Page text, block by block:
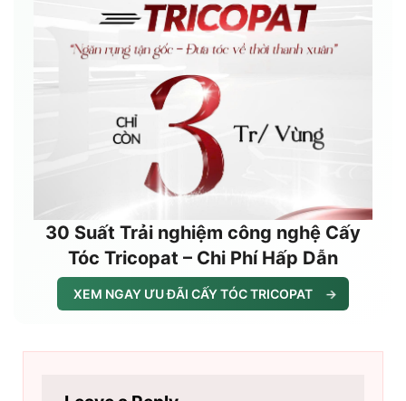
30 Suất Trải nghiệm công nghệ Cấy
Tóc Tricopat – Chi Phí Hấp Dẫn
XEM NGAY ƯU ĐÃI CẤY TÓC TRICOPAT →